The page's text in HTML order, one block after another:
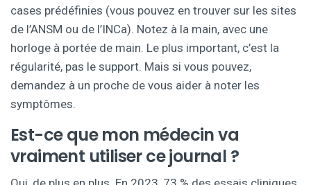
cases prédéfinies (vous pouvez en trouver sur les sites
de l’ANSM ou de l’INCa). Notez à la main, avec une
horloge à portée de main. Le plus important, c’est la
régularité, pas le support. Mais si vous pouvez,
demandez à un proche de vous aider à noter les
symptômes.
Est-ce que mon médecin va
vraiment utiliser ce journal ?